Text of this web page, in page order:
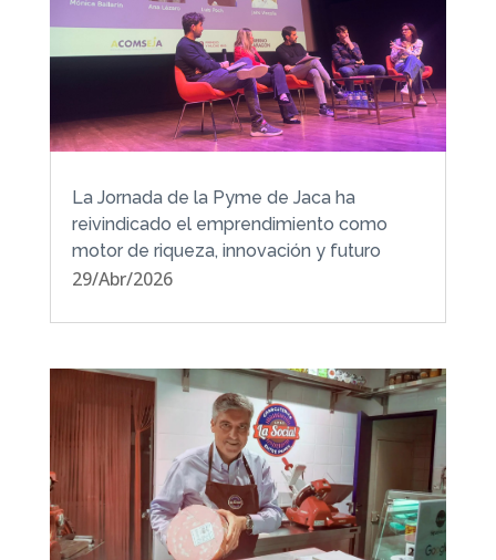
La Jornada de la Pyme de Jaca ha
reivindicado el emprendimiento como
motor de riqueza, innovación y futuro
29/Abr/2026